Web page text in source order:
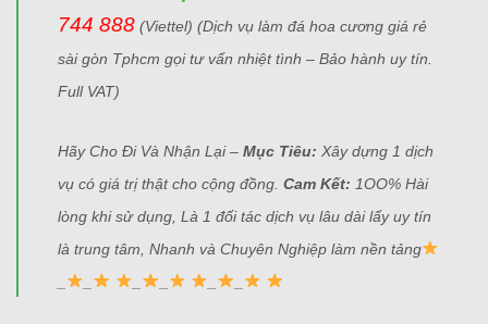
744 888 (Viettel) (Dịch vụ làm đá hoa cương giá rẻ
sài gòn Tphcm gọi tư vấn nhiệt tình – Bảo hành uy tín.
Full VAT)
Hãy Cho Đi Và Nhận Lại – Mục Tiêu: Xây dựng 1 dịch
vụ có giá trị thật cho cộng đồng. Cam Kết: 1OO% Hài
lòng khi sử dụng, Là 1 đối tác dịch vụ lâu dài lấy uy tín
là trung tâm, Nhanh và Chuyên Nghiệp làm nền tảng